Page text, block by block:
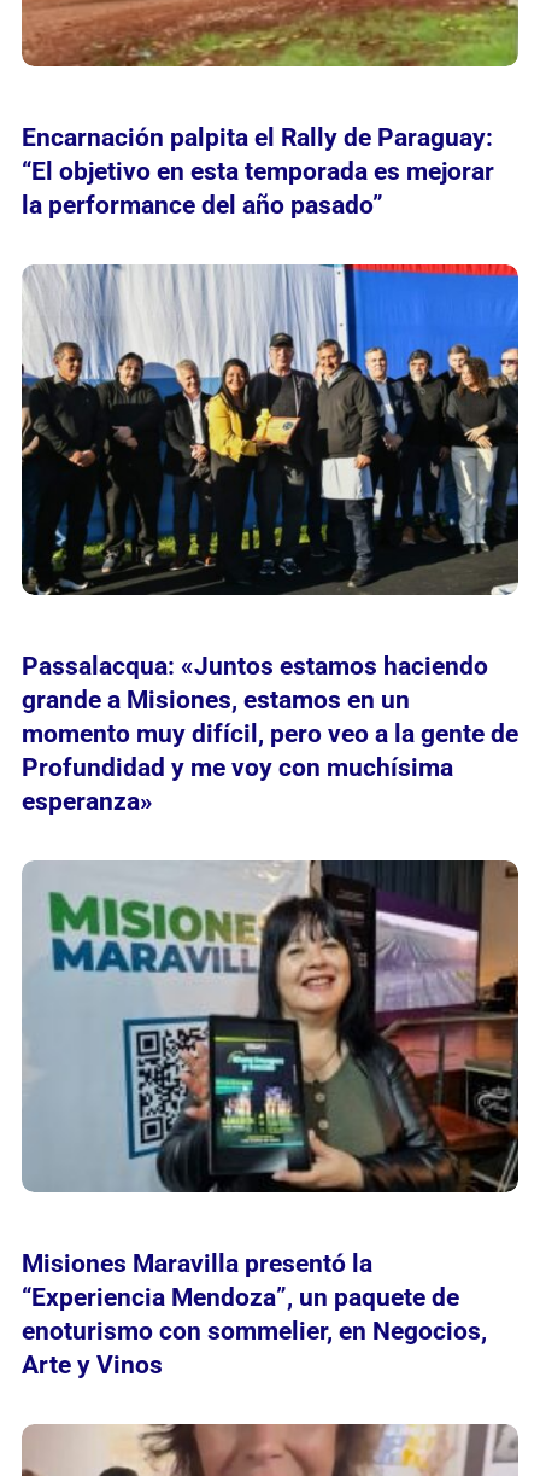
Encarnación palpita el Rally de Paraguay:
“El objetivo en esta temporada es mejorar
la performance del año pasado”
Passalacqua: «Juntos estamos haciendo
grande a Misiones, estamos en un
momento muy difícil, pero veo a la gente de
Profundidad y me voy con muchísima
esperanza»
Misiones Maravilla presentó la
“Experiencia Mendoza”, un paquete de
enoturismo con sommelier, en Negocios,
Arte y Vinos